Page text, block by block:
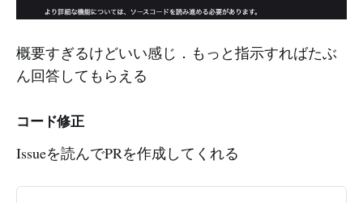
概要すぎるけどいい感じ．もっと指示すればたぶ
ん回答してもらえる
コード修正
Issueを読んでPRを作成してくれる